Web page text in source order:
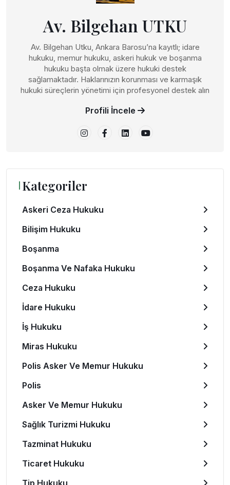
Av. Bilgehan UTKU
Av. Bilgehan Utku, Ankara Barosu’na kayıtlı; idare
hukuku, memur hukuku, askeri hukuk ve boşanma
hukuku başta olmak üzere hukuki destek
sağlamaktadır. Haklarınızın korunması ve karmaşık
hukuki süreçlerin yönetimi için profesyonel destek alın
Profili İncele
Kategoriler
Askeri Ceza Hukuku
Bilişim Hukuku
Boşanma
Boşanma Ve Nafaka Hukuku
Ceza Hukuku
İdare Hukuku
İş Hukuku
Miras Hukuku
Polis Asker Ve Memur Hukuku
Polis
Asker Ve Memur Hukuku
Sağlık Turizmi Hukuku
Tazminat Hukuku
Ticaret Hukuku
Tip Hukuku